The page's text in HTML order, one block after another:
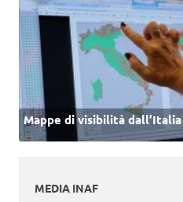
Mappe di visibilità
MEDIA INAF